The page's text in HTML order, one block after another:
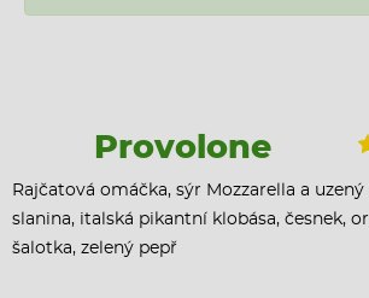
Provolone
Rajčatová omáčka, sýr Mozzarella a
slanina, italská pikantní klobása, česnek,
šalotka, zelený pepř